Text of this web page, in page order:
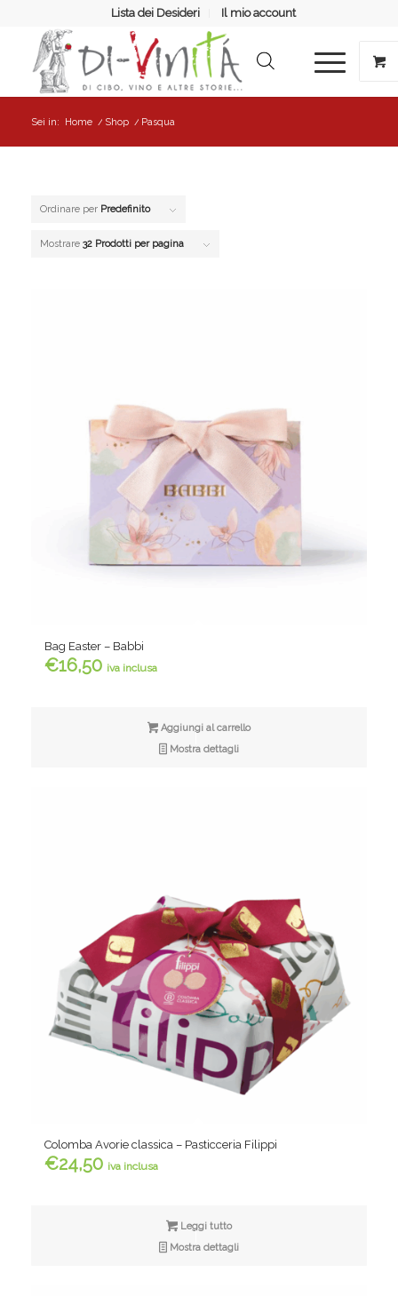
Lista dei Desideri Il mio account
Sei in: Home / Shop / Pasqua
Ordinare per Predefinito
Mostrare 32 Prodotti per pagina
Bag Easter – Babbi
€16,50 iva inclusa
Aggiungi al carrello
Mostra dettagli
Colomba Avorie classica – Pasticceria Filippi
€24,50 iva inclusa
Leggi tutto
Mostra dettagli